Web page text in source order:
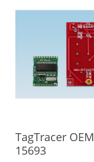
TagTracer
15693